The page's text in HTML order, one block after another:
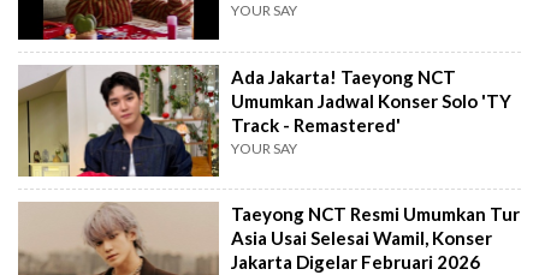
YOUR SAY
Ada Jakarta! Taeyong NCT
Umumkan Jadwal Konser Solo 'TY
Track - Remastered'
YOUR SAY
Taeyong NCT Resmi Umumkan Tur
Asia Usai Selesai Wamil, Konser
Jakarta Digelar Februari 2026